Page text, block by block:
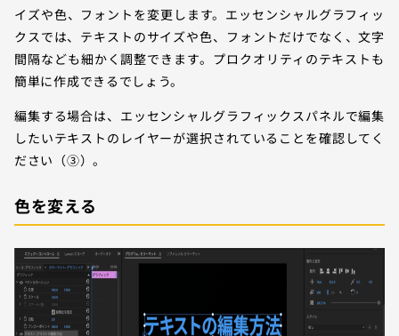
イズや色、フォントを変更します。エッセンシャルグラフィッ
クスでは、テキストのサイズや色、フォントだけでなく、文字
間隔なども細かく調整できます。プロクオリティのテキストも
簡単に作成できるでしょう。
編集する場合は、エッセンシャルグラフィックスパネルで編集
したいテキストのレイヤーが選択されていることを確認してく
ださい（③）。
色を変える